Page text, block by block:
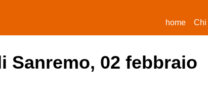
home Chi
Sanremo, 02 febbraio